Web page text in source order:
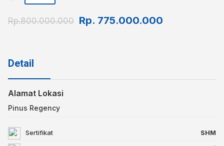
Rp.800.000.000 Rp. 775.000.000
Detail
Alamat Lokasi
Pinus Regency
Sertifikat SHM